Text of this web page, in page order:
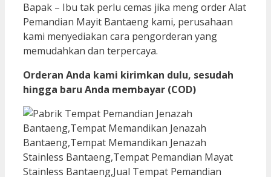
Bapak – Ibu tak perlu cemas jika meng order Alat
Pemandian Mayit Bantaeng kami, perusahaan
kami menyediakan cara pengorderan yang
memudahkan dan terpercaya.
Orderan Anda kami kirimkan dulu, sesudah
hingga baru Anda membayar (COD)